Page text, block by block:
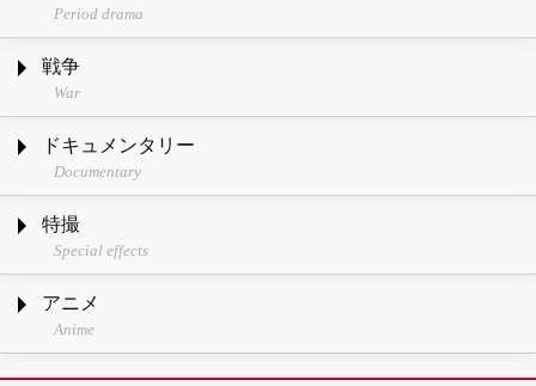
Period drama
戦争
War
ドキュメンタリー
Documentary
特撮
Special effects
アニメ
Anime